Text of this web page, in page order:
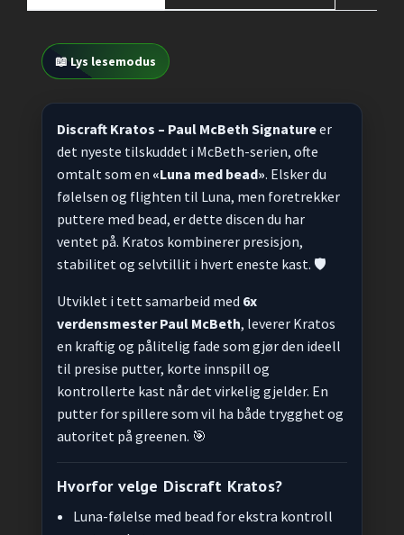
📖 Lys lesemodus
Discraft Kratos – Paul McBeth Signatureer
det nyeste tilskuddet i McBeth-serien, ofte
omtalt som en «Luna med bead». Elsker du
følelsen og flighten til Luna, men foretrekker
puttere med bead, er dette discen du har
ventet på. Kratos kombinerer presisjon,
stabilitet og selvtillit i hvert eneste kast. 🛡️
Utviklet i tett samarbeid med 6x
verdensmester Paul McBeth, leverer Kratos
en kraftig og pålitelig fade som gjør den ideell
til presise putter, korte innspill og
kontrollerte kast når det virkelig gjelder. En
putter for spillere som vil ha både trygghet og
autoritet på greenen. 🎯
Hvorfor velge Discraft Kratos?
Luna-følelse med bead for ekstra kontroll